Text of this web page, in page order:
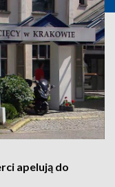
apelują do